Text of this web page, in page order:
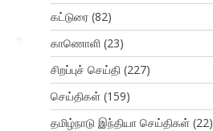
கட்டுரை(82)
காணொளி(23)
சிறப்புச் செய்தி(227)
செய்திகள்(159)
தமிழ்நாடு இந்தியா செய்திகள்(22)